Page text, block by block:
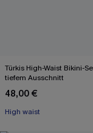
Türkis High-Waist Bikini-
tiefem Ausschnitt
48,00 €
High waist